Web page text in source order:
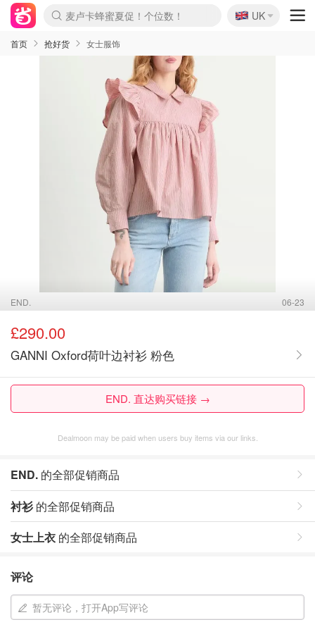
麦卢卡蜂蜜夏促！个位数！
Prada/Miu 4.8折！
啥？必胜客披萨5折！
🇬🇧
UK
首页 抢好货 女士服饰
END. 06-23
£290.00
GANNI Oxford荷叶边衬衫 粉色
END. 直达购买链接 →
Dealmoon may be paid when users buy items via our links.
END. 的全部促销商品
衬衫的全部促销商品
女士上衣 的全部促销商品
评论
暂无评论，打开App写评论